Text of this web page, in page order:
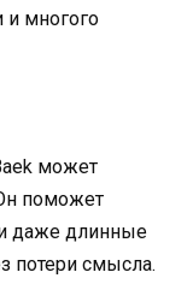
и многого
может
поможет
даже длинные
потери смысла.